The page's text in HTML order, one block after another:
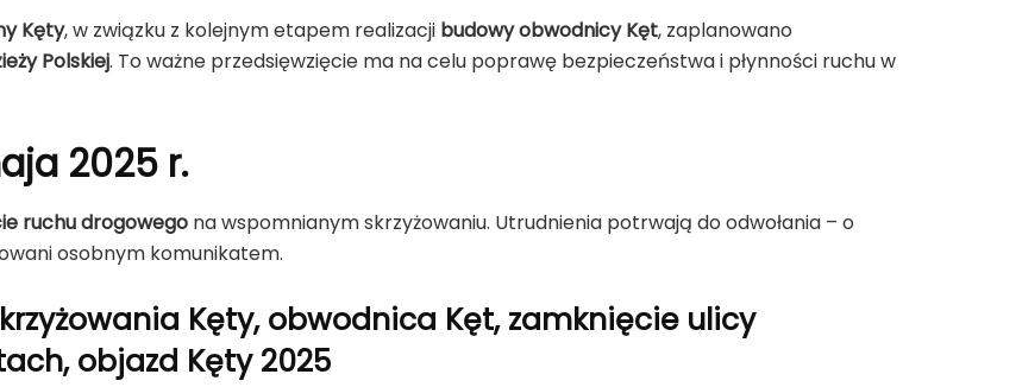
Kęty, w związku z kolejnym etapem realizacji budowy obwodnicy Kęt, zaplanowano
Polskiej. To ważne przedsięwzięcie ma na celu poprawę bezpieczeństwa i płynności ruchu w
2025 r.
ruchu drogowego na wspomnianym skrzyżowaniu. Utrudnienia potrwają do odwołania – o
osobnym komunikatem.
Kęty, obwodnica Kęt, zamknięcie ulicy
objazd Kęty 2025